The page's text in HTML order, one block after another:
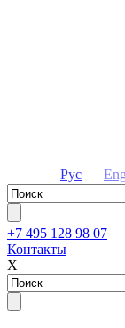
Рус Eng
+7 495 128 98 07
Контакты
Х